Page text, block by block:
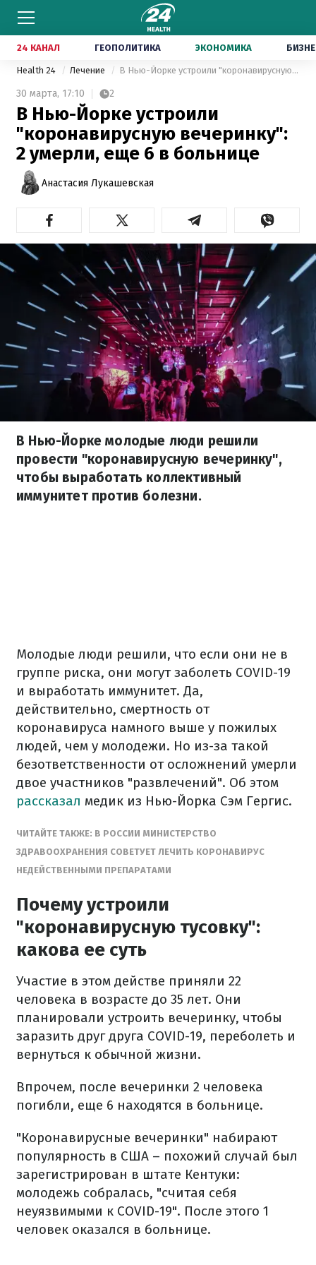
24 КАНАЛ ГЕОПОЛИТИКА ЭКОНОМИКА
Health 24 Лечение В Нью-Йорке устроили "коронавирусную вечеринку": 2 умерли, еще 6 в больнице
30 марта, 17:10 2
В Нью-Йорке устроили
"коронавирусную вечеринку":
2 умерли, еще 6 в больнице
Анастасия Лукашевская
В Нью-Йорке молодые люди решили
провести "коронавирусную вечеринку",
чтобы выработать коллективный
иммунитет против болезни.
Молодые люди решили, что если они не в
группе риска, они могут заболеть COVID-19
и выработать иммунитет. Да,
действительно, смертность от
коронавируса намного выше у пожилых
людей, чем у молодежи. Но из-за такой
безответственности от осложнений умерли
двое участников "развлечений". Об этом
рассказал медик из Нью-Йорка Сэм Гергис.
ЧИТАЙТЕ ТАКЖЕ: В РОССИИ МИНИСТЕРСТВО
ЗДРАВООХРАНЕНИЯ СОВЕТУЕТ ЛЕЧИТЬ КОРОНАВИРУС
НЕДЕЙСТВЕННЫМИ ПРЕПАРАТАМИ
Почему устроили
"коронавирусную тусовку":
какова ее суть
Участие в этом действе приняли 22
человека в возрасте до 35 лет. Они
планировали устроить вечеринку, чтобы
заразить друг друга COVID-19, переболеть и
вернуться к обычной жизни.
Впрочем, после вечеринки 2 человека
погибли, еще 6 находятся в больнице.
"Коронавирусные вечеринки" набирают
популярность в США – похожий случай был
зарегистрирован в штате Кентуки:
молодежь собралась, "считая себя
неуязвимыми к COVID-19". После этого 1
человек оказался в больнице.